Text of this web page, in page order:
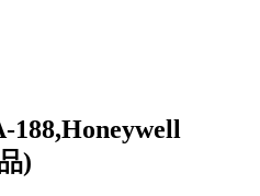
188,Honeywell
)